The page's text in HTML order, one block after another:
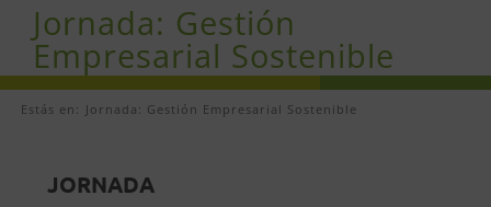
Jornada: Gestión
Empresarial Sostenible
Estás en: Jornada: Gestión Empresarial Sostenible
JORNADA